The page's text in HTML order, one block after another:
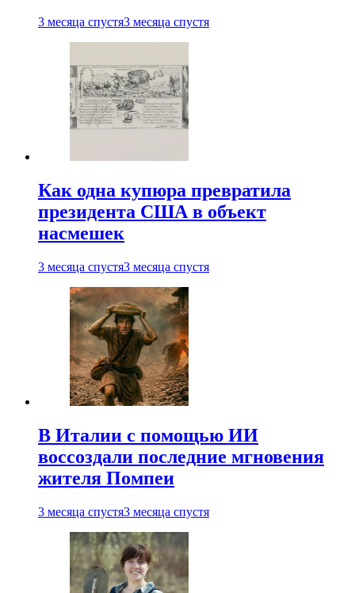
3 месяца спустя3 месяца спустя
Как одна купюра превратила
президента США в объект
насмешек
3 месяца спустя3 месяца спустя
В Италии с помощью ИИ
воссоздали последние мгновения
жителя Помпеи
3 месяца спустя3 месяца спустя